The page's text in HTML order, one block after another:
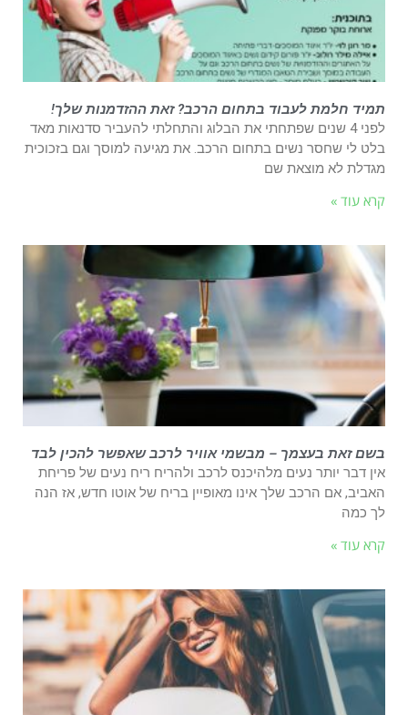
תמיד חלמת לעבוד בתחום הרכב? זאת ההזדמנות שלך!
לפני 4 שנים שפתחתי את הבלוג והתחלתי להעביר סדנאות מאד
בלט לי שחסר נשים בתחום הרכב. את מגיעה למוסך וגם בזכוכית
מגדלת לא מוצאת שם
קרא עוד »
בשם זאת בעצמך – מבשמי אוויר לרכב שאפשר להכין לבד
אין דבר יותר נעים מלהיכנס לרכב ולהריח ריח נעים של פריחת
האביב, אם הרכב שלך אינו מאופיין בריח של אוטו חדש, אז הנה
לך כמה
קרא עוד »